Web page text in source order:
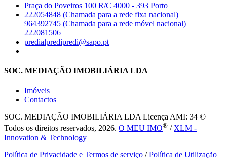
Praça do Poveiros 100 R/C 4000 - 393 Porto
222054848 (Chamada para a rede fixa nacional)
964392745 (Chamada para a rede móvel nacional)
222081506
predialpredipredi@sapo.pt
SOC. MEDIAÇÃO IMOBILIÁRIA LDA
Imóveis
Contactos
SOC. MEDIAÇÃO IMOBILIÁRIA LDA Licença AMI: 34 ©
Todos os direitos reservados, 2026. O MEU IMO® /XLM -
Innovation & Technology
Política de Privacidade e Termos de serviço /Política de Utilização